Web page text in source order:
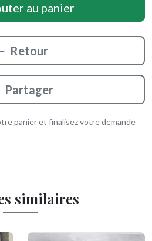
au panier
Retour
Partager
panier et finalisez votre demande
similaires